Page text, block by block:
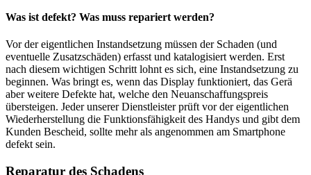
Was ist defekt? Was muss repariert werden?
Vor der eigentlichen Instandsetzung müssen der Schaden (und
eventuelle Zusatzschäden) erfasst und katalogisiert werden. Erst
nach diesem wichtigen Schritt lohnt es sich, eine Instandsetzung zu
beginnen. Was bringt es, wenn das Display funktioniert, das Gerä
aber weitere Defekte hat, welche den Neuanschaffungspreis
übersteigen. Jeder unserer Dienstleister prüft vor der eigentlichen
Wiederherstellung die Funktionsfähigkeit des Handys und gibt dem
Kunden Bescheid, sollte mehr als angenommen am Smartphone
defekt sein.
Reparatur des Schadens